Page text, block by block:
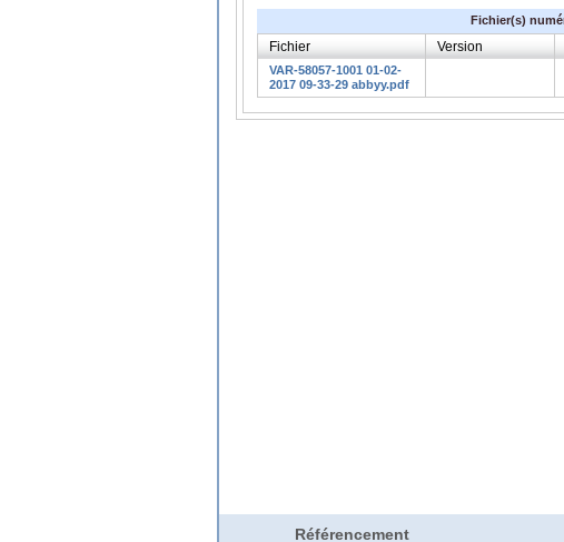
Fichier(s)
Fichier Version
VAR-58057-1001 01-02-
2017 09-33-29 abbyy.pdf
Référencement